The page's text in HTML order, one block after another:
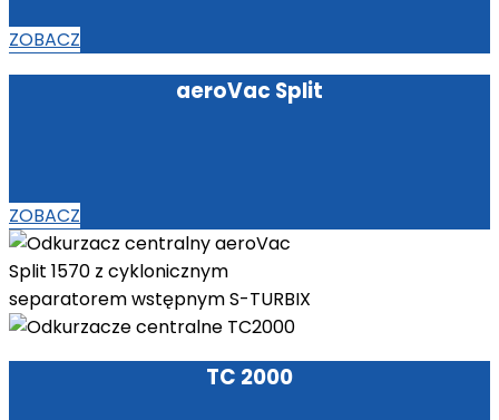
ZOBACZ
aeroVac Split
ZOBACZ
TC 2000